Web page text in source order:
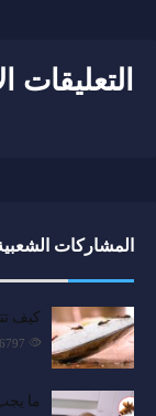
التعليقات
المشاركات
كيف
ما